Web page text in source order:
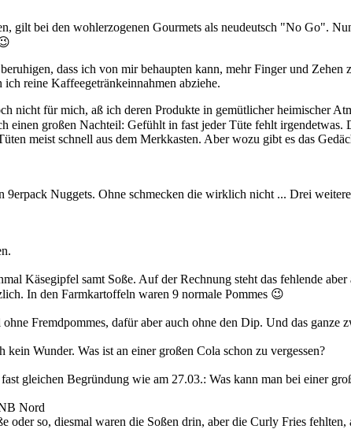
gilt bei den wohlerzogenen Gourmets als neudeutsch "No Go".
beruhigen, dass ich von mir behaupten kann, mehr Finger und
reine Kaffeegetränkeinnahmen abziehe.
nicht für mich, aß ich deren Produkte in gemütlicher heimischer
einen großen Nachteil: Gefühlt in fast jeder Tüte fehlt
meist schnell aus dem Merkkasten. Aber wozu gibt es das
9erpack Nuggets. Ohne schmecken die wirklich nicht ... Drei
Käsegipfel samt Soße. Auf der Rechnung steht das fehlende
In den Farmkartoffeln waren 9 normale Pommes 😉
Fremdpommes, dafür aber auch ohne den Dip. Und das ganze
Wunder. Was ist an einer großen Cola schon zu vergessen?
gleichen Begründung wie am 27.03.: Was kann man bei einer
Nord
oder so, diesmal waren die Soßen drin, aber die Curly Fries